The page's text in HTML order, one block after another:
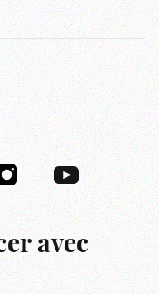
avec